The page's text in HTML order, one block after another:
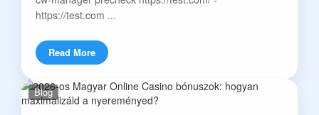
https://test.com ...
Read More
Blog